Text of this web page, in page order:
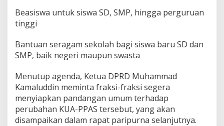
Beasiswa untuk siswa SD, SMP, hingga perguruan
tinggi
Bantuan seragam sekolah bagi siswa baru SD dan
SMP, baik negeri maupun swasta
Menutup agenda, Ketua DPRD Muhammad
Kamaluddin meminta fraksi-fraksi segera
menyiapkan pandangan umum terhadap
perubahan KUA-PPAS tersebut, yang akan
disampaikan dalam rapat paripurna selanjutnya.